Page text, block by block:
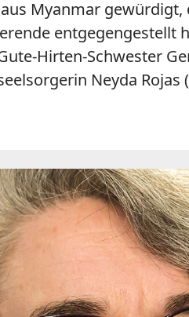
Myanmar
entgegengestellt
Hirten-Schwester
Neyda